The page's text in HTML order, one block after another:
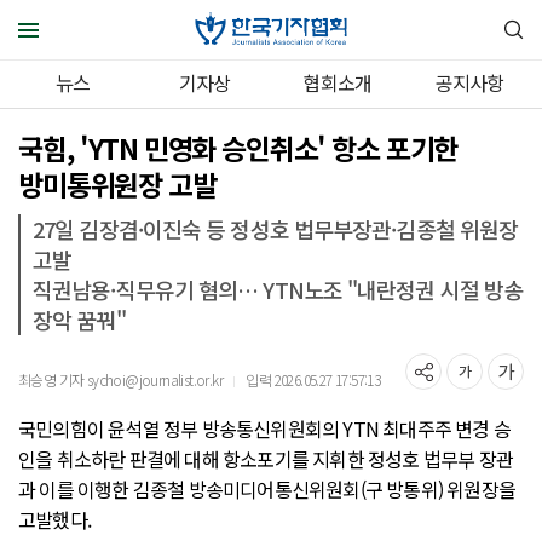
뉴스 기자상 협회소개 공지사항
국힘, 'YTN 민영화 승인취소' 항소 포기한
방미통위원장 고발
27일 김장겸·이진숙 등 정성호 법무부장관·김종철 위원장
고발
직권남용·직무유기 혐의… YTN노조 "내란정권 시절 방송
장악 꿈꿔"
최승영 기자 sychoi@journalist.or.kr ｜ 입력 2026.05.27 17:57:13
국민의힘이 윤석열 정부 방송통신위원회의 YTN 최대주주 변경 승
인을 취소하란 판결에 대해 항소포기를 지휘한 정성호 법무부 장관
과 이를 이행한 김종철 방송미디어통신위원회(구 방통위) 위원장을
고발했다.